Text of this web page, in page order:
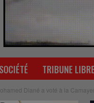
SOCIÉTÉ TRIBUNE LIBRE
Diané a voté à la